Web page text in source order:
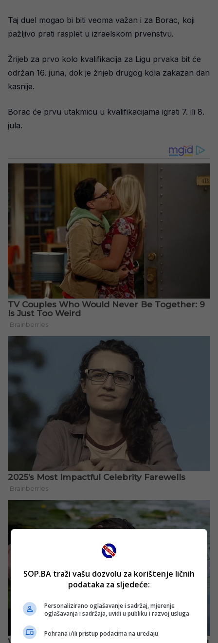
Taj duel mogao bi biti veoma važan i za Borac, koji
pažljivo prati rasplet u izraelskom prvenstvu.
Žrijeb za prvo kolo kvalifikacija za Ligu prvaka bit će
održan 16. juna, dok je žrijeb drugog kola zakazan dan
kasnije.
Borac će prvu utakmicu u kvalifikacijama igrati 7. ili 8.
jula.
SOP.BA traži vašu dozvolu za korištenje ličnih
podataka za sljedeće:
Personalizirano oglašavanje i sadržaj, mjerenje
oglašavanja i sadržaja, uvidi u publiku i razvoj usluga
Pohrana i/ili pristup podacima na uređaju